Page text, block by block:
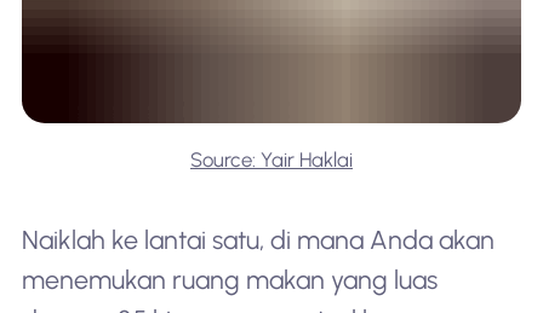
Source: Yair Haklai
Naiklah ke lantai satu, di mana Anda akan
menemukan ruang makan yang luas